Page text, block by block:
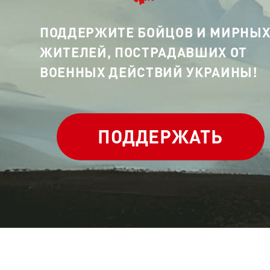
ПОДДЕРЖИТЕ БОЙЦОВ И МИРНЫХ
ЖИТЕЛЕЙ, ПОСТРАДАВШИХ ОТ
ВОЕННЫХ ДЕЙСТВИЙ УКРАИНЫ!
ПОДДЕРЖАТЬ